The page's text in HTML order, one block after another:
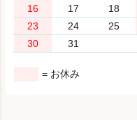
16
17 18
23
24 25
30
31
= お休み